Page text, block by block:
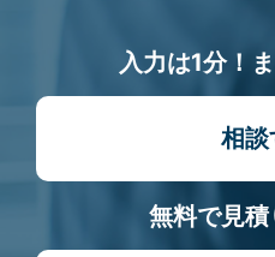
入力は1分！
相談
無料で見